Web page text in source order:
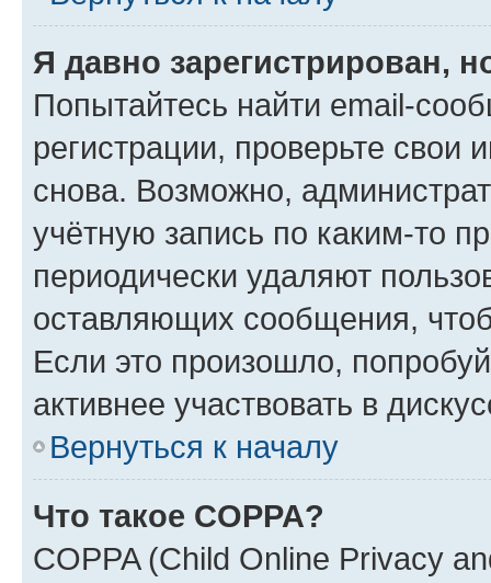
Я давно зарегистрирован,
Попытайтесь найти email-
регистрации, проверьте свои
снова. Возможно,
учётную запись по каким-то
периодически удаляют
оставляющих сообщения,
Если это произошло,
активнее участвовать в
Вернуться к началу
Что такое COPPA?
COPPA (Child Online Privacy